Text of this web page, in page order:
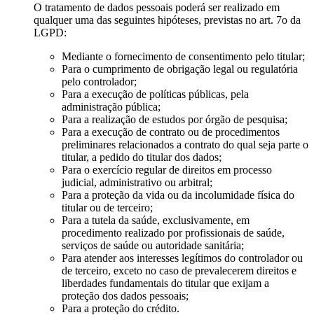
O tratamento de dados pessoais poderá ser realizado em
qualquer uma das seguintes hipóteses, previstas no art. 7o da
LGPD:
Mediante o fornecimento de consentimento pelo titular;
Para o cumprimento de obrigação legal ou regulatória
pelo controlador;
Para a execução de políticas públicas, pela
administração pública;
Para a realização de estudos por órgão de pesquisa;
Para a execução de contrato ou de procedimentos
preliminares relacionados a contrato do qual seja parte o
titular, a pedido do titular dos dados;
Para o exercício regular de direitos em processo
judicial, administrativo ou arbitral;
Para a proteção da vida ou da incolumidade física do
titular ou de terceiro;
Para a tutela da saúde, exclusivamente, em
procedimento realizado por profissionais de saúde,
serviços de saúde ou autoridade sanitária;
Para atender aos interesses legítimos do controlador ou
de terceiro, exceto no caso de prevalecerem direitos e
liberdades fundamentais do titular que exijam a
proteção dos dados pessoais;
Para a proteção do crédito.